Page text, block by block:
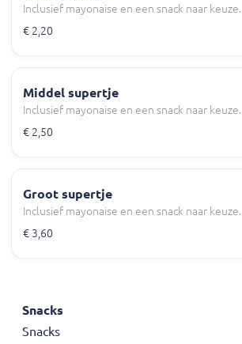
Inclusief mayonaise en een snack naar keuze.
€ 2,20
Middel supertje
Inclusief mayonaise en een snack naar keuze.
€ 2,50
Groot supertje
Inclusief mayonaise en een snack naar keuze.
€ 3,60
Snacks
Snacks